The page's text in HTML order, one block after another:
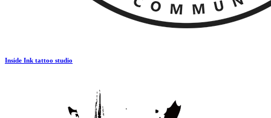
Inside Ink tattoo studio